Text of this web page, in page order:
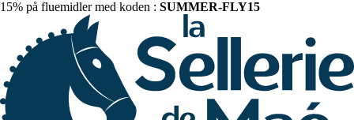
15% på fluemidler med koden : SUMMER-FLY15